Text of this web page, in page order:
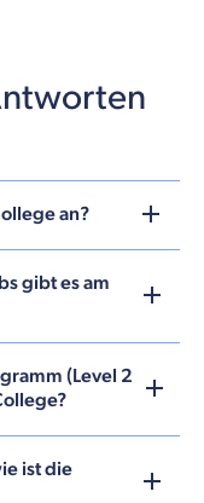
an?
gibt es am
(Level 2
ist die